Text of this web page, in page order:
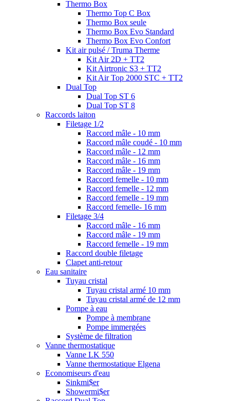
Thermo Box
Thermo Top C Box
Thermo Box seule
Thermo Box Evo Standard
Thermo Box Evo Confort
Kit air pulsé / Truma Therme
Kit Air 2D + TT2
Kit Airtronic S3 + TT2
Kit Air Top 2000 STC + TT2
Dual Top
Dual Top ST 6
Dual Top ST 8
Raccords laiton
Filetage 1/2
Raccord mâle - 10 mm
Raccord mâle coudé - 10 mm
Raccord mâle - 12 mm
Raccord mâle - 16 mm
Raccord mâle - 19 mm
Raccord femelle - 10 mm
Raccord femelle - 12 mm
Raccord femelle - 19 mm
Raccord femelle- 16 mm
Filetage 3/4
Raccord mâle - 16 mm
Raccord mâle - 19 mm
Raccord femelle - 19 mm
Raccord double filetage
Clapet anti-retour
Eau sanitaire
Tuyau cristal
Tuyau cristal armé 10 mm
Tuyau cristal armé de 12 mm
Pompe à eau
Pompe à membrane
Pompe immergées
Système de filtration
Vanne thermostatique
Vanne LK 550
Vanne thermostatique Elgena
Economiseurs d'eau
Sinkmi$er
Showermi$er